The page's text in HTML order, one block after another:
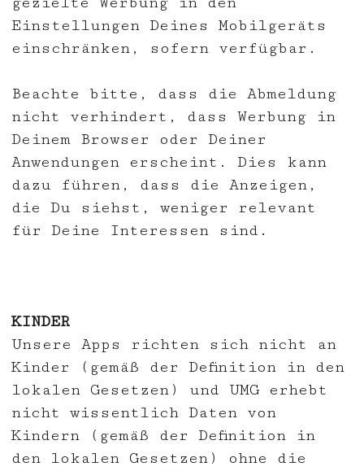
Einstellungen Deines Mobilgeräts
einschränken, sofern verfügbar.
Beachte bitte, dass die Abmeldung
nicht verhindert, dass Werbung in
Deinem Browser oder Deiner
Anwendungen erscheint. Dies kann
dazu führen, dass die Anzeigen,
die Du siehst, weniger relevant
für Deine Interessen sind.
KINDER
Unsere Apps richten sich nicht an
Kinder (gemäß der Definition in den
lokalen Gesetzen) und UMG erhebt
nicht wissentlich Daten von
Kindern (gemäß der Definition in
den lokalen Gesetzen) ohne die